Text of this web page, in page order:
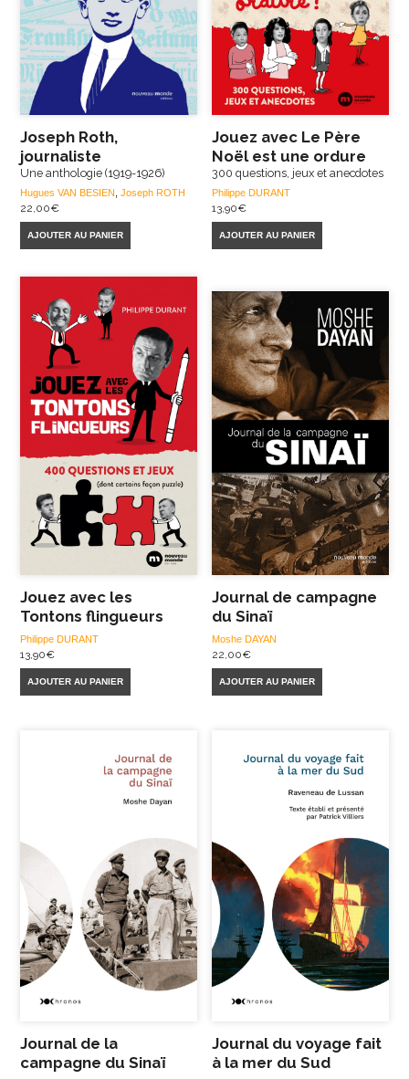
Joseph Roth,
journaliste
Une anthologie (1919-1926)
Hugues VAN BESIEN ,Joseph ROTH
22,00€
AJOUTER AU PANIER
Jouez avec Le Père
Noël est une ordure
300 questions, jeux et anecdotes
Philippe DURANT
13,90€
AJOUTER AU PANIER
Jouez avec les
Tontons flingueurs
Philippe DURANT
13,90€
AJOUTER AU PANIER
Journal de campagne
du Sinaï
Moshe DAYAN
22,00€
AJOUTER AU PANIER
Journal de la
campagne du Sinaï
Journal du voyage fait
à la mer du Sud